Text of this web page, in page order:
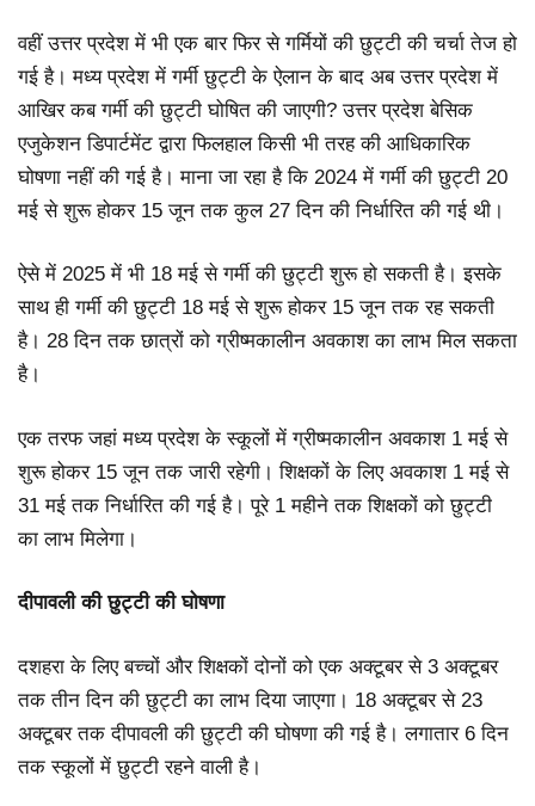
वहीं उत्तर प्रदेश में भी एक बार फिर से गर्मियों की छुट्टी की चर्चा तेज हो
गई है। मध्य प्रदेश में गर्मी छुट्टी के ऐलान के बाद अब उत्तर प्रदेश में
आखिर कब गर्मी की छुट्टी घोषित की जाएगी? उत्तर प्रदेश बेसिक
एजुकेशन डिपार्टमेंट द्वारा फिलहाल किसी भी तरह की आधिकारिक
घोषणा नहीं की गई है। माना जा रहा है कि 2024 में गर्मी की छुट्टी 20
मई से शुरू होकर 15 जून तक कुल 27 दिन की निर्धारित की गई थी।
ऐसे में 2025 में भी 18 मई से गर्मी की छुट्टी शुरू हो सकती है। इसके
साथ ही गर्मी की छुट्टी 18 मई से शुरू होकर 15 जून तक रह सकती
है। 28 दिन तक छात्रों को ग्रीष्मकालीन अवकाश का लाभ मिल सकता
है।
एक तरफ जहां मध्य प्रदेश के स्कूलों में ग्रीष्मकालीन अवकाश 1 मई से
शुरू होकर 15 जून तक जारी रहेगी। शिक्षकों के लिए अवकाश 1 मई से
31 मई तक निर्धारित की गई है। पूरे 1 महीने तक शिक्षकों को छुट्टी
का लाभ मिलेगा।
दीपावली की छुट्टी की घोषणा
दशहरा के लिए बच्चों और शिक्षकों दोनों को एक अक्टूबर से 3 अक्टूबर
तक तीन दिन की छुट्टी का लाभ दिया जाएगा। 18 अक्टूबर से 23
अक्टूबर तक दीपावली की छुट्टी की घोषणा की गई है। लगातार 6 दिन
तक स्कूलों में छुट्टी रहने वाली है।